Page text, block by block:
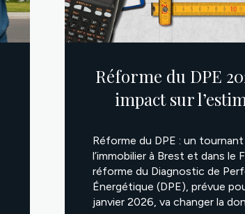
Réforme du DPE
impact sur
Gouesnou,
Réforme du DPE : un
l’immobilier à Brest et dans le
réforme du Diagnostic de
Énergétique (DPE), prévue
janvier 2026, va changer la